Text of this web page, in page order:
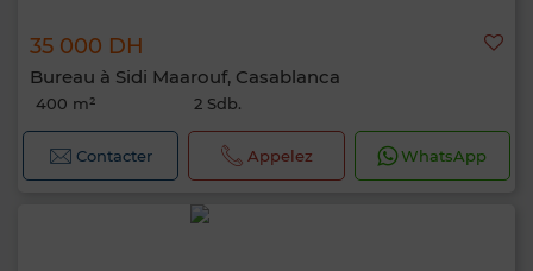
35 000 DH
Bureau à Sidi Maarouf, Casablanca
400 m² 2 Sdb.
Contacter Appelez WhatsApp